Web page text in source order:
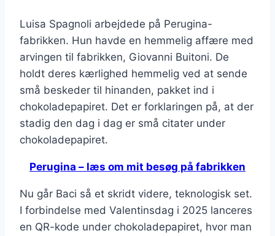
Luisa Spagnoli arbejdede på Perugina-
fabrikken. Hun havde en hemmelig affære med
arvingen til fabrikken, Giovanni Buitoni. De
holdt deres kærlighed hemmelig ved at sende
små beskeder til hinanden, pakket ind i
chokoladepapiret. Det er forklaringen på, at der
stadig den dag i dag er små citater under
chokoladepapiret.
Perugina – læs om mit besøg på fabrikken
Nu går Baci så et skridt videre, teknologisk set.
I forbindelse med Valentinsdag i 2025 lanceres
en QR-kode under chokoladepapiret, hvor man